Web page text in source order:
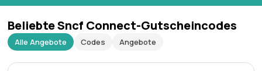
Beliebte Sncf Connect-Gutscheincodes
Alle Angebote Codes Angebote